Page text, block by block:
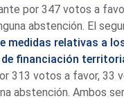
por 347 votos a
abstención. El
medidas relativas a
financiación
313 votos a favor, 33
abstención. Ambos